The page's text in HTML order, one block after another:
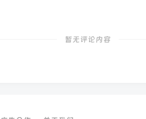
暂无评论内容